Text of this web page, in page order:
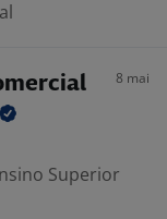
8 mai
Superior